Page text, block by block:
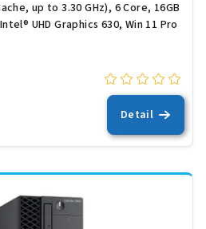
up to 3.30 GHz), 6 Core, 16GB
UHD Graphics 630, Win 11 Pro
Detail